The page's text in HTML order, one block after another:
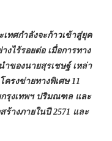
ศกำลังจะก้าวเข้าสู่ยุค
งไร้รอยต่อ เมื่อการทาง
ำของนายสุรเชษฐ์ เหล่า
รงข่ายทางพิเศษ 11
กรุงเทพฯ ปริมณฑล และ
ร้างภายในปี 2571 และ